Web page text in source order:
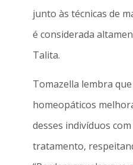
junto às técnicas de
é considerada
Talita.
Tomazella lembra
homeopáticos
desses indivíduos
tratamento,